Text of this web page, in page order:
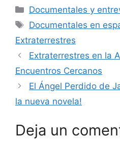
Categorías
Documentales y
Etiquetas
Documentales en
Extraterrestres
Extraterrestres en la
Encuentros Cercanos
El Ángel Perdido de
la nueva novela!
Deja un